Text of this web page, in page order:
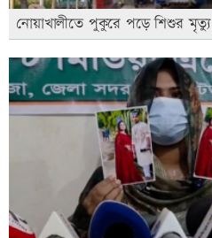
নোয়াখালীতে পুকুরে পড়ে শিশুর মৃত্যু